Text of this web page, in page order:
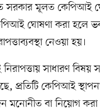
সরকার মূলত কেপিআই
ঘোষণা করা হলে
নেওয়া হয়।
সাধারণ বিষয়
প্রতিটি কেপিআই
বা নিয়োগ করা